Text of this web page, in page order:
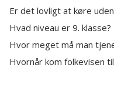
Er det lovligt at køre
Hvad niveau er 9. klasse?
Hvor meget må man
Hvornår kom folkevisen